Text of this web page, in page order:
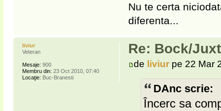
Nu te certa
diferenta...
Re: Bock/
de liviur pe 22 Mar
DAnc scrie:
Încerc sa
liviur
Veteran
Mesaje: 900
Membru din: 23 Oct 2010, 07:40
Locaţie: Buc-Branesti